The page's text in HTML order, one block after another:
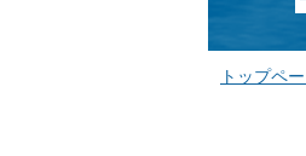
トップペ